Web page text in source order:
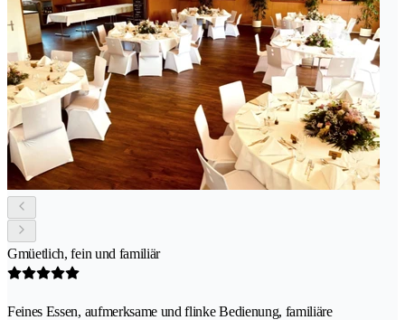
Gmüetlich, fein und familiär
Feines Essen, aufmerksame und flinke Bedienung, familiäre